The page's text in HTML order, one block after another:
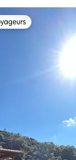
les plus appréciés